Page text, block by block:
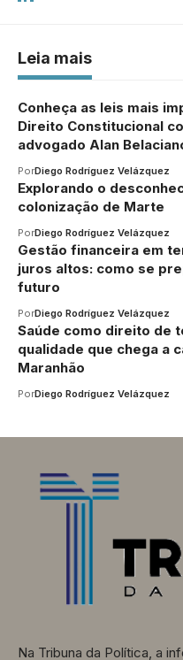
Leia mais
Conheça as leis mais
Direito Constitucional
advogado Alan
PorDiego Rodríguez Velázquez
Explorando o
colonização de Marte
PorDiego Rodríguez Velázquez
Gestão financeira em
juros altos: como se
futuro
PorDiego Rodríguez Velázquez
Saúde como direito de
qualidade que chega a
Maranhão
PorDiego Rodríguez Velázquez
Na Tribuna da Política, a